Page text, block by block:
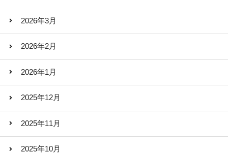
2026年3月
2026年2月
2026年1月
2025年12月
2025年11月
2025年10月